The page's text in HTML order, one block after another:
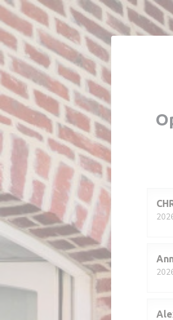
Personalización de sus opciones de